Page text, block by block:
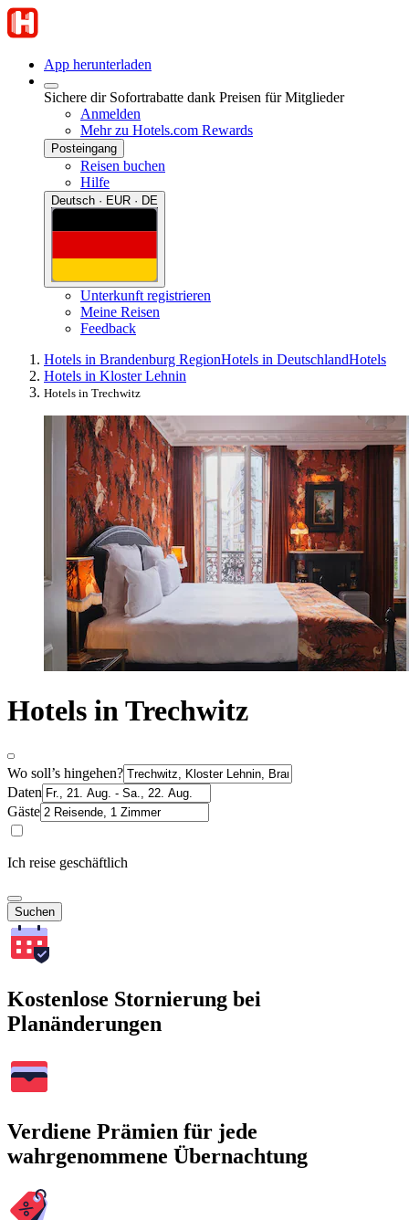
App herunterladen
Sichere dir Sofortrabatte dank Preisen für Mitglieder
Anmelden
Mehr zu Hotels.com Rewards
Posteingang
Reisen buchen
Hilfe
Deutsch · EUR · DE
Unterkunft registrieren
Meine Reisen
Feedback
Hotels in Brandenburg RegionHotels in DeutschlandHotels
Hotels in Kloster Lehnin
Hotels in Trechwitz
Hotels in Trechwitz
Wo soll’s hingehen?
Daten
Gäste
Ich reise geschäftlich
Suchen
Kostenlose Stornierung bei
Planänderungen
Verdiene Prämien für jede
wahrgenommene Übernachtung